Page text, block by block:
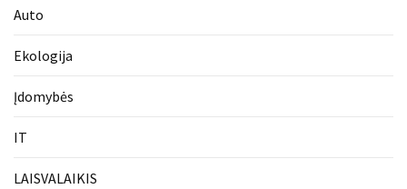
Auto
Ekologija
Įdomybės
IT
LAISVALAIKIS